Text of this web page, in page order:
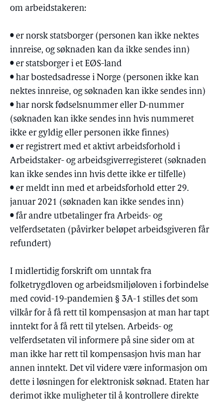
om arbeidstakeren:
• er norsk statsborger (personen kan ikke nektes
innreise, og søknaden kan da ikke sendes inn)
• er statsborger i et EØS-land
• har bostedsadresse i Norge (personen ikke kan
nektes innreise, og søknaden kan ikke sendes inn)
• har norsk fødselsnummer eller D-nummer
(søknaden kan ikke sendes inn hvis nummeret
ikke er gyldig eller personen ikke finnes)
• er registrert med et aktivt arbeidsforhold i
Arbeidstaker- og arbeidsgiverregisteret (søknaden
kan ikke sendes inn hvis dette ikke er tilfelle)
• er meldt inn med et arbeidsforhold etter 29.
januar 2021 (søknaden kan ikke sendes inn)
• får andre utbetalinger fra Arbeids- og
velferdsetaten (påvirker beløpet arbeidsgiveren får
refundert)
I midlertidig forskrift om unntak fra
folketrygdloven og arbeidsmiljøloven i forbindelse
med covid-19-pandemien § 3A-1 stilles det som
vilkår for å få rett til kompensasjon at man har tapt
inntekt for å få rett til ytelsen. Arbeids- og
velferdsetaten vil informere på sine sider om at
man ikke har rett til kompensasjon hvis man har
annen inntekt. Det vil videre være informasjon om
dette i løsningen for elektronisk søknad. Etaten har
derimot ikke muligheter til å kontrollere direkte